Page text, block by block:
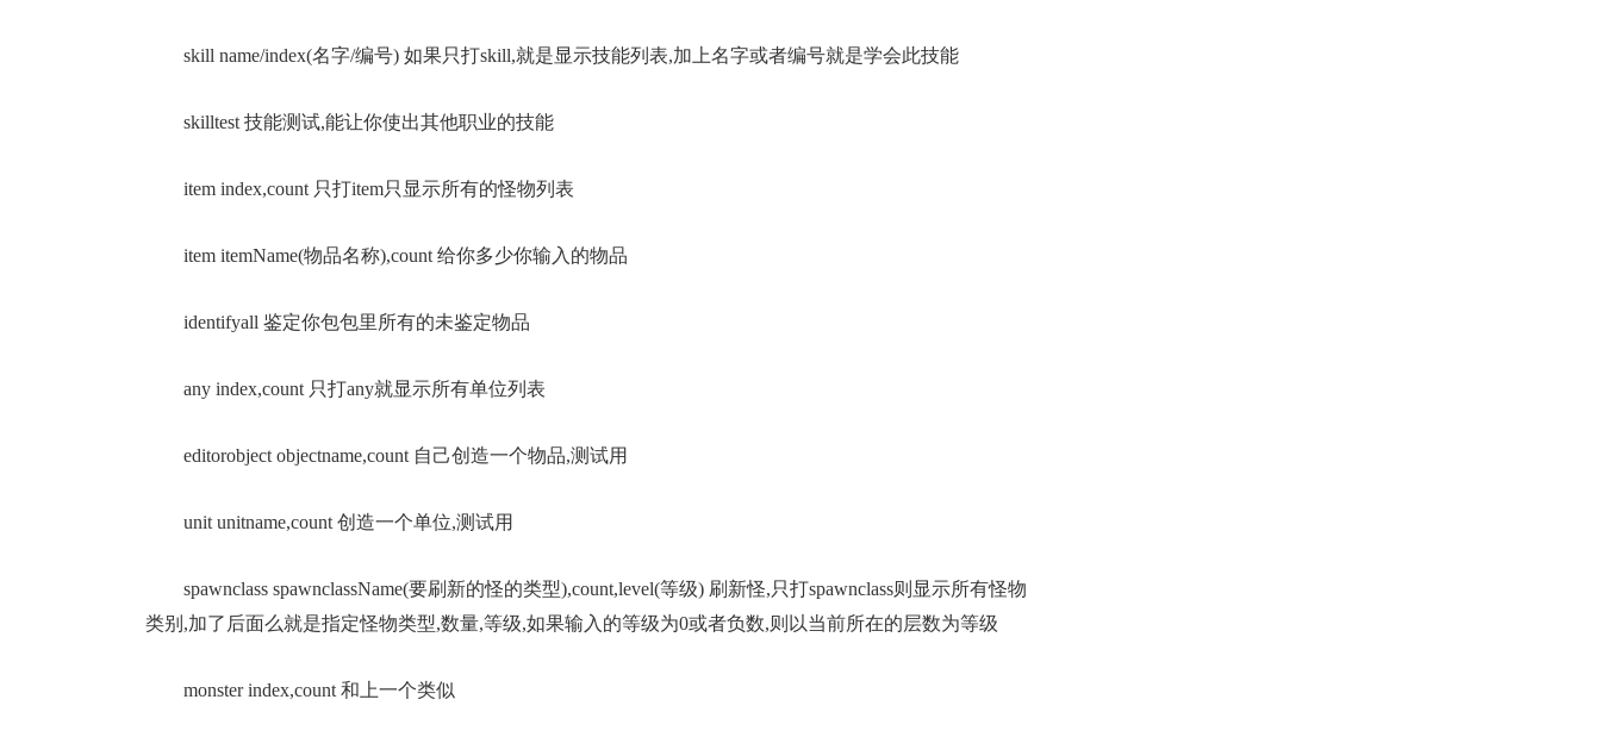
skill name/index(名字/编号) 如果只打skill,就是显示技能列表,加上名字或者编号就是学会此技能
skilltest 技能测试,能让你使出其他职业的技能
item index,count 只打item只显示所有的怪物列表
item itemName(物品名称),count 给你多少你输入的物品
identifyall 鉴定你包包里所有的未鉴定物品
any index,count 只打any就显示所有单位列表
editorobject objectname,count 自己创造一个物品,测试用
unit unitname,count 创造一个单位,测试用
spawnclass spawnclassName(要刷新的怪的类型),count,level(等级) 刷新怪,只打spawnclass则显示所有怪物
类别,加了后面么就是指定怪物类型,数量,等级,如果输入的等级为0或者负数,则以当前所在的层数为等级
monster index,count 和上一个类似